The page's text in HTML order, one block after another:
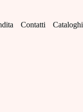
Contatti Cataloghi